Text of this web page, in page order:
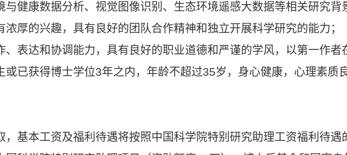
与健康数据分析、视觉图像识别、生态环境遥感大数据等相关研究背
浓厚的兴趣，具有良好的团队合作精神和独立开展科学研究的能力；
、表达和协调能力，具有良好的职业道德和严谨的学风，以第一作者
或已获得博士学位3年之内，年龄不超过35岁，身心健康，心理素质
，基本工资及福利待遇将按照中国科学院特别研究助理工资福利待遇